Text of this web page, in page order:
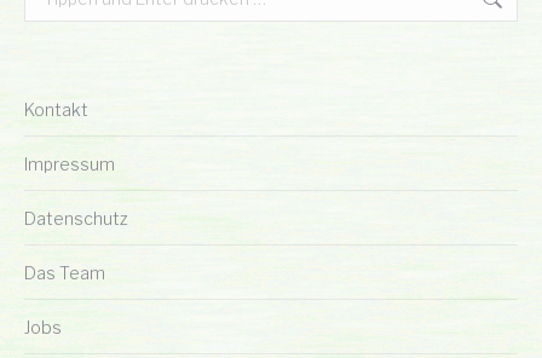
Kontakt
Impressum
Datenschutz
Das Team
Jobs